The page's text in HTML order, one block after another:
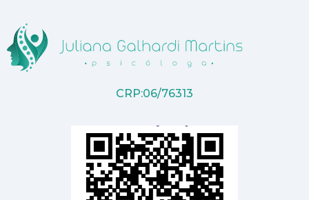
CRP:06/76313